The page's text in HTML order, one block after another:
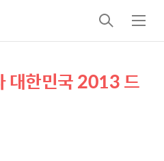
검
색
메
뉴
대한민국 2013 드